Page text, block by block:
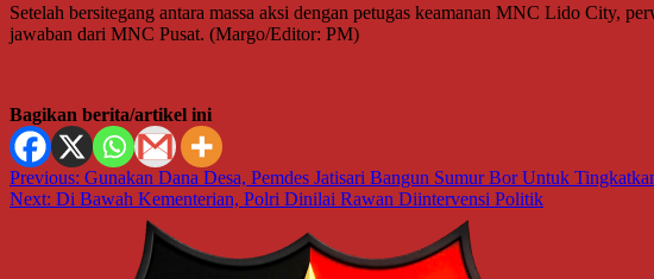
Setelah bersitegang antara massa aksi dengan petugas keamanan MNC Lido City,
jawaban dari MNC Pusat. (Margo/Editor: PM)
Bagikan berita/artikel ini
Navigasi
pos
Previous: Gunakan Dana Desa, Pemdes Jatisari Bangun Sumur Bor Untuk
Next: Di Bawah Kementerian, Polri Dinilai Rawan Diintervensi Politik